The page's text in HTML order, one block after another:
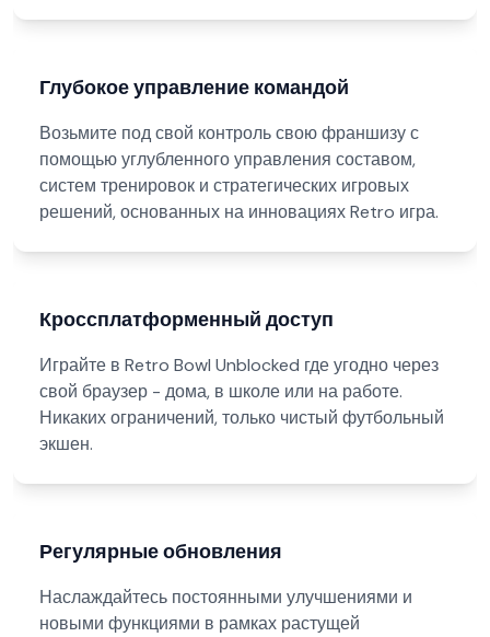
Глубокое управление командой
Возьмите под свой контроль свою франшизу с
помощью углубленного управления составом,
систем тренировок и стратегических игровых
решений, основанных на инновациях Retro игра.
Кроссплатформенный доступ
Играйте в Retro Bowl Unblocked где угодно через
свой браузер - дома, в школе или на работе.
Никаких ограничений, только чистый футбольный
экшен.
Регулярные обновления
Наслаждайтесь постоянными улучшениями и
новыми функциями в рамках растущей